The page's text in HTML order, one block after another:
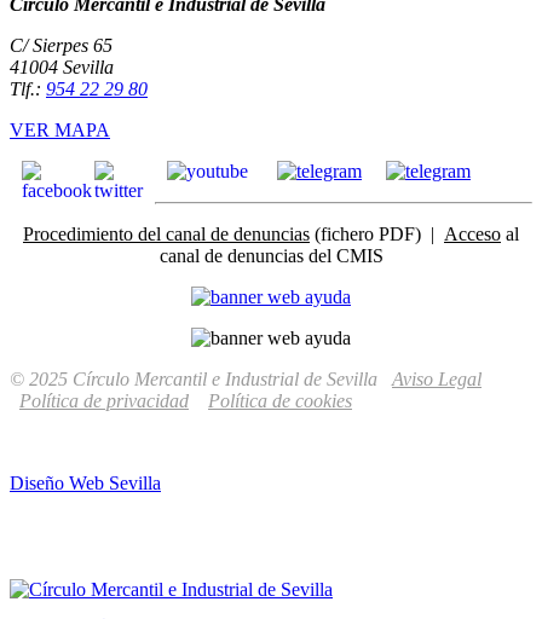
Círculo Mercantil e Industrial de Sevilla
C/ Sierpes 65
41004 Sevilla
Tlf.: 954 22 29 80
VER MAPA
Procedimiento del canal de denuncias (fichero PDF) | Acceso al
canal de denuncias del CMIS
© 2025 Círculo Mercantil e Industrial de Sevilla Aviso Legal
Política de privacidad
Política de cookies
Diseño Web Sevilla